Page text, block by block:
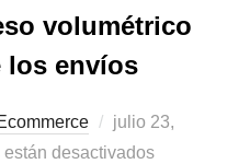
volumétrico
los envíos
Publicado
el
julio 23,
están desactivados